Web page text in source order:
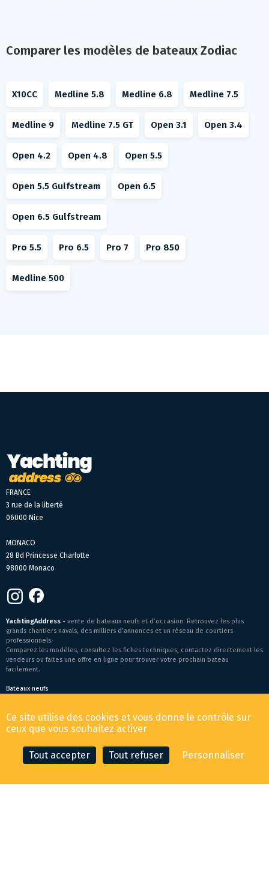
Comparer les modèles de bateaux Zodiac
X10CC Medline 5.8 Medline 6.8 Medline 7.5
Medline 9 Medline 7.5 GT Open 3.1 Open 3.4
Open 4.2 Open 4.8 Open 5.5
Open 5.5 Gulfstream Open 6.5
Open 6.5 Gulfstream
Pro 5.5 Pro 6.5 Pro 7 Pro 850
Medline 500
FRANCE
3 rue de la liberté
06000 Nice
MONACO
28 Bd Princesse Charlotte
98000 Monaco
YachtingAddress - vente de bateaux neufs et d’occasion. Retrouvez les plus
grands chantiers navals, des milliers d’annonces et un réseau de courtiers
professionnels.
Comparez les modèles, consultez les fiches techniques, contactez directement les
vendeurs ou faites une offre en ligne pour trouver votre prochain bateau
facilement.
Bateaux neufs
© 2026 YachtingAddress.com
Ce site utilise des cookies et vous donne le contrôle sur
ceux que vous souhaitez activer
Tout accepter Tout refuser Personnaliser